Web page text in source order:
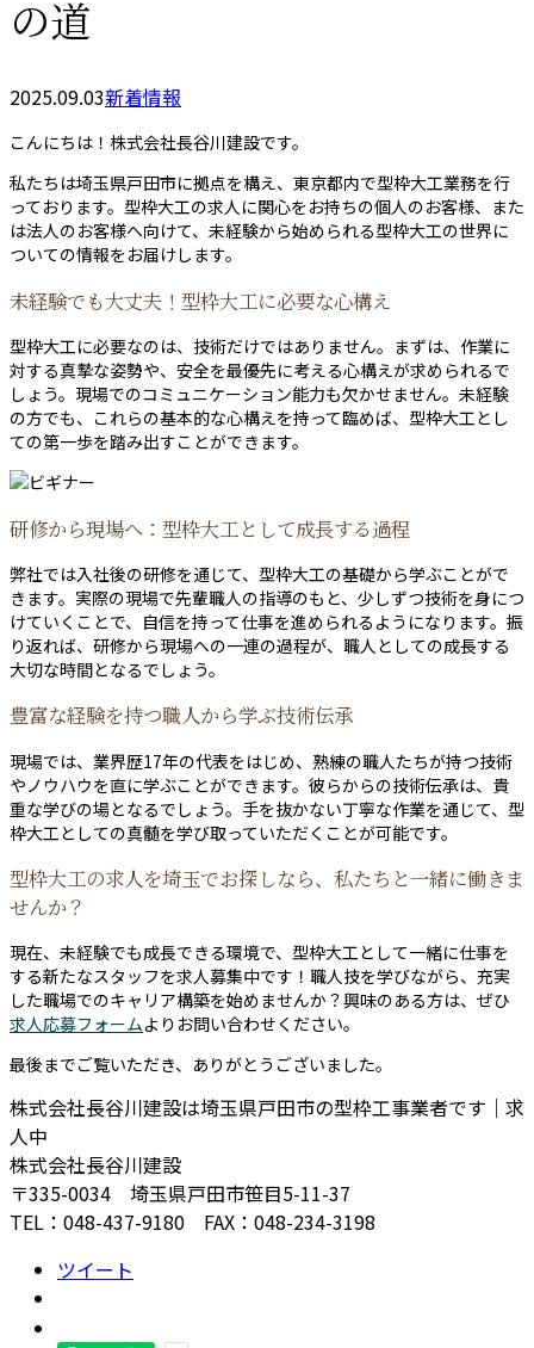
の道
2025.09.03新着情報
こんにちは！株式会社長谷川建設です。
私たちは埼玉県戸田市に拠点を構え、東京都内で型枠大工業務を行
っております。型枠大工の求人に関心をお持ちの個人のお客様、また
は法人のお客様へ向けて、未経験から始められる型枠大工の世界に
ついての情報をお届けします。
未経験でも大丈夫！型枠大工に必要な心構え
型枠大工に必要なのは、技術だけではありません。まずは、作業に
対する真摯な姿勢や、安全を最優先に考える心構えが求められるで
しょう。現場でのコミュニケーション能力も欠かせません。未経験
の方でも、これらの基本的な心構えを持って臨めば、型枠大工とし
ての第一歩を踏み出すことができます。
研修から現場へ：型枠大工として成長する過程
弊社では入社後の研修を通じて、型枠大工の基礎から学ぶことがで
きます。実際の現場で先輩職人の指導のもと、少しずつ技術を身につ
けていくことで、自信を持って仕事を進められるようになります。振
り返れば、研修から現場への一連の過程が、職人としての成長する
大切な時間となるでしょう。
豊富な経験を持つ職人から学ぶ技術伝承
現場では、業界歴17年の代表をはじめ、熟練の職人たちが持つ技術
やノウハウを直に学ぶことができます。彼らからの技術伝承は、貴
重な学びの場となるでしょう。手を抜かない丁寧な作業を通じて、型
枠大工としての真髄を学び取っていただくことが可能です。
型枠大工の求人を埼玉でお探しなら、私たちと一緒に働きま
せんか？
現在、未経験でも成長できる環境で、型枠大工として一緒に仕事を
する新たなスタッフを求人募集中です！職人技を学びながら、充実
した職場でのキャリア構築を始めませんか？興味のある方は、ぜひ
求人応募フォームよりお問い合わせください。
最後までご覧いただき、ありがとうございました。
株式会社長谷川建設は埼玉県戸田市の型枠工事業者です｜求
人中
株式会社長谷川建設
〒335-0034 埼玉県戸田市笹目5-11-37
TEL：048-437-9180 FAX：048-234-3198
ツイート